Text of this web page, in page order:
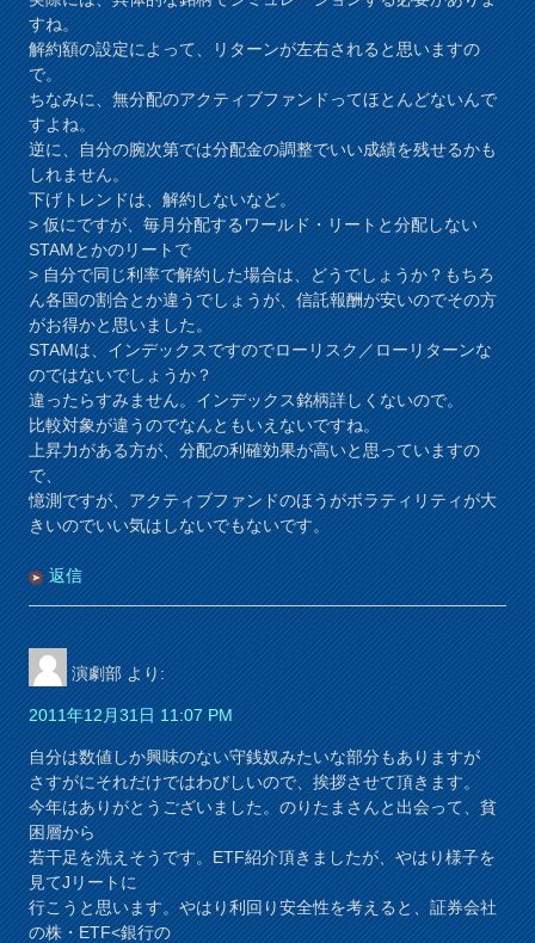
すね。
解約額の設定によって、リターンが左右されると思いますの
で。
ちなみに、無分配のアクティブファンドってほとんどないんで
すよね。
逆に、自分の腕次第では分配金の調整でいい成績を残せるかも
しれません。
下げトレンドは、解約しないなど。
> 仮にですが、毎月分配するワールド・リートと分配しない
STAMとかのリートで
> 自分で同じ利率で解約した場合は、どうでしょうか？もちろ
ん各国の割合とか違うでしょうが、信託報酬が安いのでその方
がお得かと思いました。
STAMは、インデックスですのでローリスク／ローリターンな
のではないでしょうか？
違ったらすみません。インデックス銘柄詳しくないので。
比較対象が違うのでなんともいえないですね。
上昇力がある方が、分配の利確効果が高いと思っていますの
で、
憶測ですが、アクティブファンドのほうがボラティリティが大
きいのでいい気はしないでもないです。
返信
演劇部 より:
2011年12月31日 11:07 PM
自分は数値しか興味のない守銭奴みたいな部分もありますが
さすがにそれだけではわびしいので、挨拶させて頂きます。
今年はありがとうございました。のりたまさんと出会って、貧
困層から
若干足を洗えそうです。ETF紹介頂きましたが、やはり様子を
見てJリートに
行こうと思います。やはり利回り安全性を考えると、証券会社
の株・ETF<銀行の